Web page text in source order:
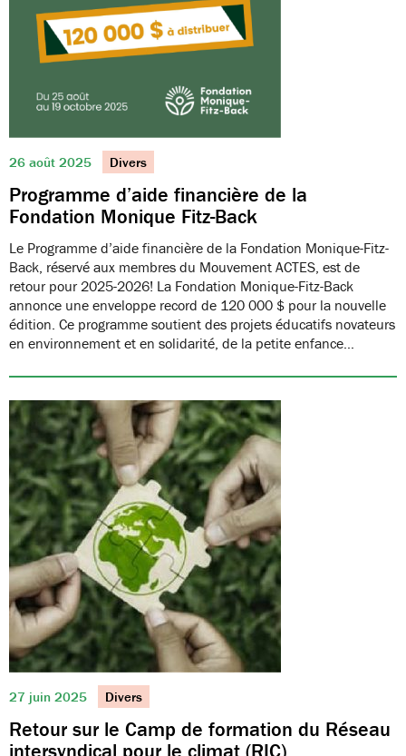
26 août 2025 Divers
Programme d’aide financière de la
Fondation Monique Fitz-Back
Le Programme d’aide financière de la Fondation Monique-Fitz-
Back, réservé aux membres du Mouvement ACTES, est de
retour pour 2025-2026! La Fondation Monique-Fitz-Back
annonce une enveloppe record de 120 000 $ pour la nouvelle
édition. Ce programme soutient des projets éducatifs novateurs
en environnement et en solidarité, de la petite enfance…
27 juin 2025 Divers
Retour sur le Camp de formation du Réseau
intersyndical pour le climat (RIC)